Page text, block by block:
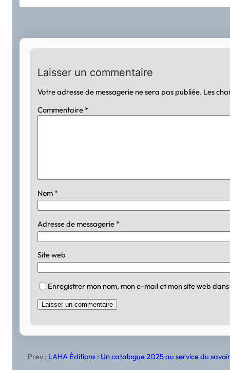
Laisser un commentaire
Votre adresse de messagerie ne sera pas publiée. Les
Commentaire *
Nom *
Adresse de messagerie *
Site web
Enregistrer mon nom, mon e-mail et mon site web
Prev : LAHA Éditions : Un catalogue 2025 au service du